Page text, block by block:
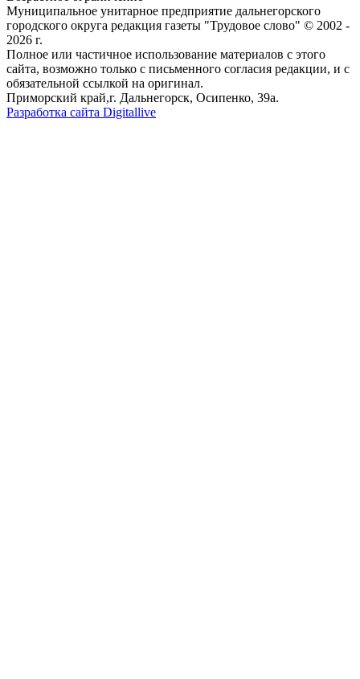
Муниципальное унитарное предприятие дальнегорского
городского округа редакция газеты "Трудовое слово" © 2002 -
2026 г.
Полное или частичное использование материалов с этого
сайта, возможно только с письменного согласия редакции, и с
обязательной ссылкой на оригинал.
Приморский край,г. Дальнегорск, Осипенко, 39а.
Разработка сайта Digitallive